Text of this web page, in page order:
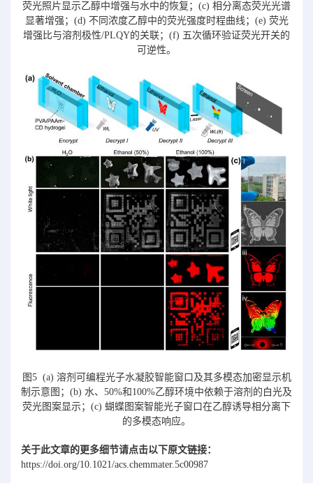
荧光照片显示乙醇中增强与水中的恢复；(c) 相分离态荧光光谱
显著增强；(d) 不同浓度乙醇中的荧光强度时程曲线；(e) 荧光
增强比与溶剂极性/PLQY的关联；(f) 五次循环验证荧光开关的
可逆性。
图5 (a) 溶剂可编程光子水凝胶智能窗口及其多模态加密显示机
制示意图；(b) 水、50%和100%乙醇环境中依赖于溶剂的白光及
荧光图案显示；(c) 蝴蝶图案智能光子窗口在乙醇诱导相分离下
的多模态响应。
关于此文章的更多细节请点击以下原文链接：
https://doi.org/10.1021/acs.chemmater.5c00987